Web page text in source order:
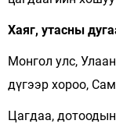
Хаяг, утасны
Монгол улс,
дүгээр хороо,
Цагдаа, дотоодын